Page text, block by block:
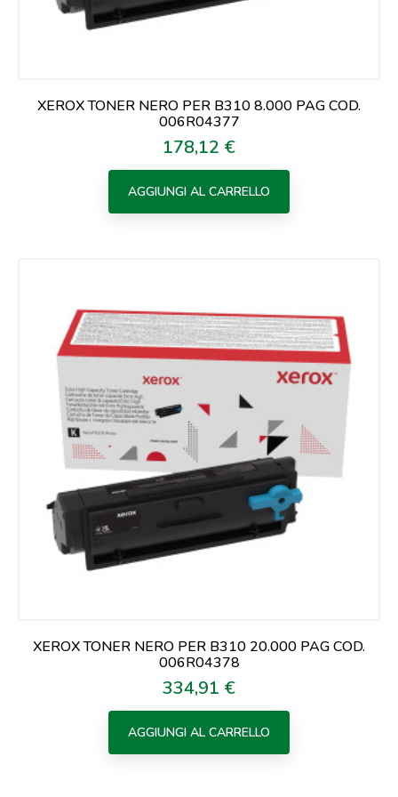
XEROX TONER NERO PER B310 8.000 PAG COD.
006R04377
Prezzo
178,12 €
AGGIUNGI AL CARRELLO
XEROX TONER NERO PER B310 20.000 PAG COD.
006R04378
Prezzo
334,91 €
AGGIUNGI AL CARRELLO